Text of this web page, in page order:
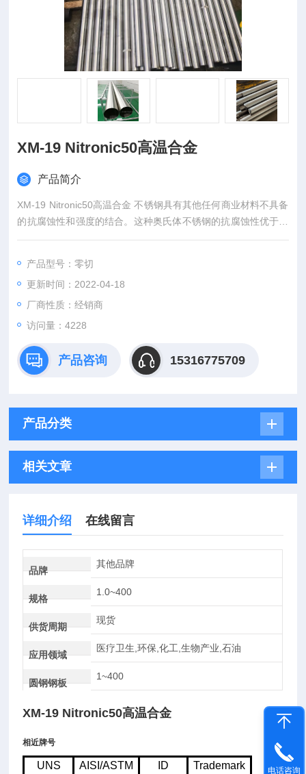
XM-19 Nitronic50高温合金
产品简介
XM-19 Nitronic50高温合金 不锈钢具有其他任何商业材料不具备
的抗腐蚀性和强度的结合。这种奥氏体不锈钢的抗腐蚀性优于合
金 316、316L、317、317L，且在室温下的屈服强度大约是这几
异的机械性能，这是它不同于多数奥氏体不锈钢之处。
产品型号：零切
更新时间：2022-04-18
厂商性质：经销商
访问量：4228
产品咨询 15316775709
产品分类
相关文章
详细介绍 在线留言
品牌
其他品牌
规格
1.0~400
供货周期
现货
应用领域
医疗卫生,环保,化工,生物产业,石油
圆钢钢板
1~400
XM-19 Nitronic50高温合金
相近牌号
UNS AISI/ASTM ID Trademark 电话咨询